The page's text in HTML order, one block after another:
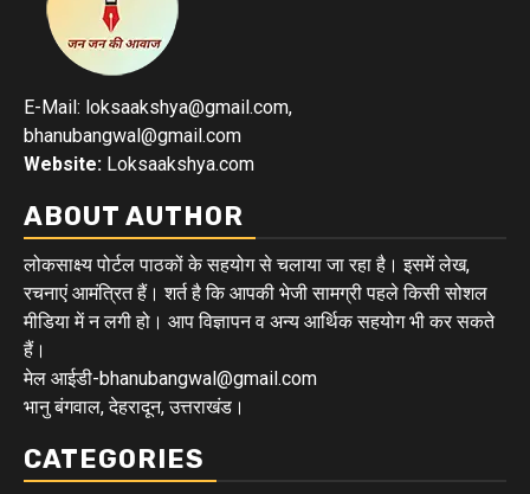
E-Mail: loksaakshya@gmail.com,
bhanubangwal@gmail.com
Website: Loksaakshya.com
ABOUT AUTHOR
लोकसाक्ष्य पोर्टल पाठकों के सहयोग से चलाया जा रहा है। इसमें लेख,
रचनाएं आमंत्रित हैं। शर्त है कि आपकी भेजी सामग्री पहले किसी सोशल
मीडिया में न लगी हो। आप विज्ञापन व अन्य आर्थिक सहयोग भी कर सकते
हैं।
मेल आईडी-bhanubangwal@gmail.com
भानु बंगवाल, देहरादून, उत्तराखंड।
CATEGORIES